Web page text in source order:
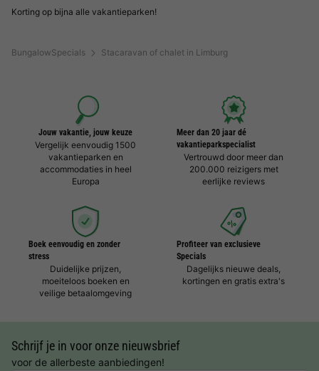
BungalowSpecials Stacaravan of chalet in Limburg
Korting op bijna alle vakantieparken!
Jouw vakantie, jouw keuze
Vergelijk eenvoudig 1500
vakantieparken en
accommodaties in heel
Europa
Meer dan 20 jaar dé
vakantieparkspecialist
Vertrouwd door meer dan
200.000 reizigers met
eerlijke reviews
Boek eenvoudig en zonder
stress
Duidelijke prijzen,
moeiteloos boeken en
veilige betaalomgeving
Profiteer van exclusieve
Specials
Dagelijks nieuwe deals,
kortingen en gratis extra's
Schrijf je in voor onze nieuwsbrief
voor de allerbeste aanbiedingen!